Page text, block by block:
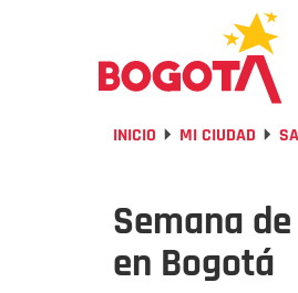
INICIO MI CIUDAD
Semana
en Bogotá